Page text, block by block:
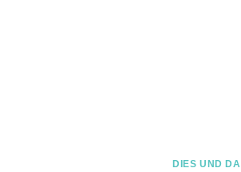
DIES UND